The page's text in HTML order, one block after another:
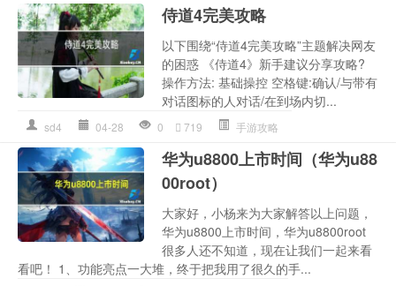
侍道4完美攻略
以下围绕“侍道4完美攻略”主题解决网友
的困惑 《侍道4》新手建议分享攻略?
操作方法: 基础操控 空格键:确认/与带有
对话图标的人对话/在到场内切...
sd4 04-28 0 719 手游攻略
华为u8800上市时间（华为u88
00root）
大家好，小杨来为大家解答以上问题，
华为u8800上市时间，华为u8800root
很多人还不知道，现在让我们一起来看
看吧！ 1、功能亮点一大堆，终于把我用了很久的手...